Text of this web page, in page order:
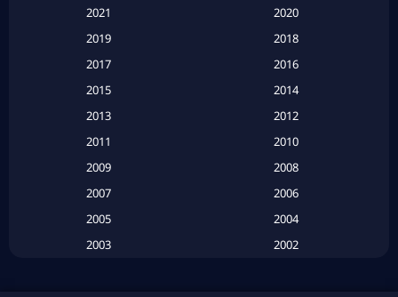
Based on a True Story สร้างจากเรื่องจริง(2)
Based on a True Story เรื่องจริง (20)
2021
2020
2019
2018
2017
2016
2015
2014
2013
2012
2011
2010
2009
2008
2007
2006
2005
2004
2003
2002